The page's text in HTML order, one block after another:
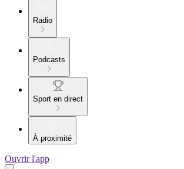
Radio
Podcasts
Sport en direct
À proximité
Ouvrir l'app